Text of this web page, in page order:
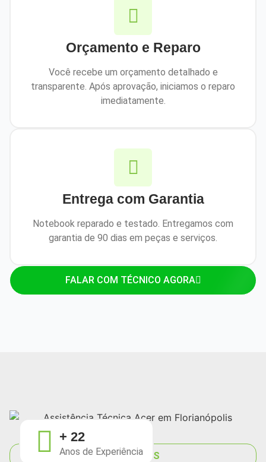
Orçamento e Reparo
Você recebe um orçamento detalhado e
transparente. Após aprovação, iniciamos o reparo
imediatamente.
Entrega com Garantia
Notebook reparado e testado. Entregamos com
garantia de 90 dias em peças e serviços.
FALAR COM TÉCNICO AGORA
+ 22
Anos de Experiência
SOBRE NÓS